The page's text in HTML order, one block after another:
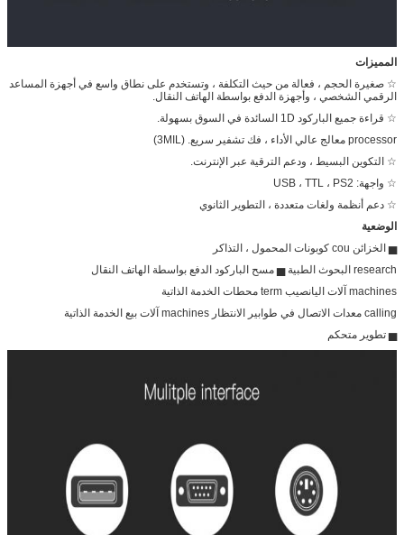
المميزات
☆ صغيرة الحجم ، فعالة من حيث التكلفة ، وتستخدم على نطاق واسع في أجهزة المساعد
الرقمي الشخصي ، وأجهزة الدفع بواسطة الهاتف النقال.
☆ قراءة جميع الباركود 1D السائدة في السوق بسهولة.
processor معالج عالي الأداء ، فك تشفير سريع. (3MIL)
☆ التكوين البسيط ، ودعم الترقية عبر الإنترنت.
☆ واجهة: USB ، TTL ، PS2
☆ دعم أنظمة ولغات متعددة ، التطوير الثانوي
الوضعية
▅ الخزائن cou كوبونات المحمول ، التذاكر
research البحوث الطبية ▅ مسح الباركود الدفع بواسطة الهاتف النقال
machines آلات اليانصيب term محطات الخدمة الذاتية
calling معدات الاتصال في طوابير الانتظار machines آلات بيع الخدمة الذاتية
▅ تطوير متحكم